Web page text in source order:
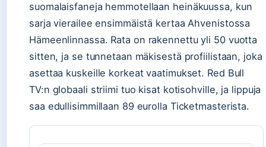
suomalaisfaneja hemmotellaan heinäkuussa, kun
sarja vierailee ensimmäistä kertaa Ahvenistossa
Hämeenlinnassa. Rata on rakennettu yli 50 vuotta
sitten, ja se tunnetaan mäkisestä profiilistaan, joka
asettaa kuskeille korkeat vaatimukset. Red Bull
TV:n globaali striimi tuo kisat kotisohville, ja lippuja
saa edullisimmillaan 89 eurolla Ticketmasterista.